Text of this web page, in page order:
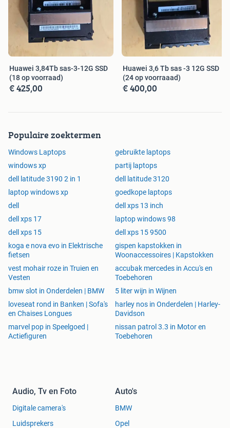
Huawei 3,84Tb sas-3-12G SSD
(18 op voorraad)
€ 425,00
Huawei 3,6 Tb sas -3 12G SSD
(24 op voorraaad)
€ 400,00
Populaire zoektermen
Windows Laptops
gebruikte laptops
windows xp
partij laptops
dell latitude 3190 2 in 1
dell latitude 3120
laptop windows xp
goedkope laptops
dell
dell xps 13 inch
dell xps 17
laptop windows 98
dell xps 15
dell xps 15 9500
koga e nova evo in Elektrische
fietsen
gispen kapstokken in
Woonaccessoires | Kapstokken
vest mohair roze in Truien en
Vesten
accubak mercedes in Accu's en
Toebehoren
bmw slot in Onderdelen | BMW
5 liter wijn in Wijnen
loveseat rond in Banken | Sofa's
en Chaises Longues
harley nos in Onderdelen | Harley-
Davidson
marvel pop in Speelgoed |
Actiefiguren
nissan patrol 3.3 in Motor en
Toebehoren
Audio, Tv en Foto
Digitale camera's
Luidsprekers
Auto's
BMW
Opel